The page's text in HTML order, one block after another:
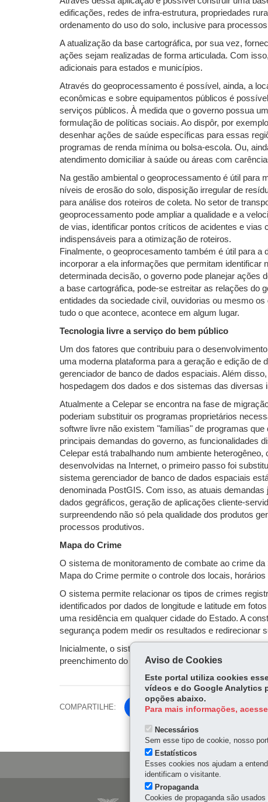
edificações, redes de infra-estrutura, propriedades
ordenamento do uso do solo, inclusive para
A atualização da base cartográfica, por sua vez,
ações sejam realizadas de forma articulada. Com
adicionais para estados e municípios.
Através do geoprocessamento é possível, ainda, a
econômicas e sobre equipamentos públicos é
serviços públicos. À medida que o governo possua
formulação de políticas sociais. Ao dispôr, por
desenhar ações de saúde específicas para essas
programas de renda mínima ou bolsa-escola. Ou,
atendimento domiciliar à saúde ou áreas com
Na gestão ambiental o geoprocessamento é útil para
níveis de erosão do solo, disposição irregular de
para análise dos roteiros de coleta. No setor de
geoprocessamento pode ampliar a qualidade e a
de vias, identificar pontos críticos de acidentes e
indispensáveis para a otimização de roteiros.
Finalmente, o geoprocesamento também é útil para
incorporar a ela informações que permitam
determinada decisão, o governo pode planejar
a base cartográfica, pode-se estreitar as relações do
entidades da sociedade civil, ouvidorias ou mesmo
tudo o que acontece, acontece em algum lugar.
Tecnologia livre a serviço do bem público
Um dos fatores que contribuiu para o
uma moderna plataforma para a geração e edição
gerenciador de banco de dados espaciais. Além
hospedagem dos dados e dos sistemas das diversas
Atualmente a Celepar se encontra na fase de
poderiam substituir os programas proprietários
softwre livre não existem "famílias" de programas
principais demandas do governo, as funcionalidades
Celepar está trabalhando num ambiente
desenvolvidas na Internet, o primeiro passo foi
sistema gerenciador de banco de dados espaciais
denominada PostGIS. Com isso, as atuais
dados gegráficos, geração de aplicações cliente-
surpreendendo não só pela qualidade dos produtos
processos produtivos.
Mapa do Crime
O sistema de monitoramento de combate ao crime
Mapa do Crime permite o controle dos locais,
O sistema permite relacionar os tipos de crimes
identificados por dados de longitude e latitude em
uma residência em qualquer cidade do Estado. A
segurança podem medir os resultados e redirecionar
Inicialmente, o sistema foi implantado em Curitiba,
preenchimento do Boletim de Ocorrência Único, que
COMPARTILHE:
Fa
bo
ok
Tw
itt
er
Aviso de Cookies
Este portal utiliza cookies
vídeos e do Google Analytics
opções abaixo.
Para mais informações,
Necessários
Sem esse tipo de cookie, nosso
Estatísticos
Esses cookies nos ajudam a
identificam o visitante.
Propaganda
Cookies de propaganda são